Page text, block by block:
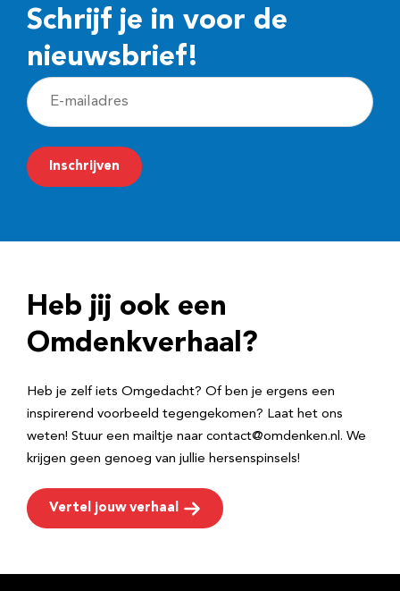
Schrijf je in voor de
nieuwsbrief!
E
-
m
a
r
e
Inschrijven
Heb jij ook een
Omdenkverhaal?
Heb je zelf iets Omgedacht? Of ben je ergens een
inspirerend voorbeeld tegengekomen? Laat het ons
weten! Stuur een mailtje naar contact@omdenken.nl. We
krijgen geen genoeg van jullie hersenspinsels!
Vertel jouw verhaal